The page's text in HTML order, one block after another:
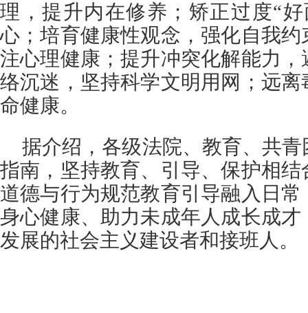
理，提升内在修养；矫正过度“
心；培育健康性观念，强化自我
注心理健康；提升冲突化解能力
络沉迷，坚持科学文明用网；远
命健康。
据介绍，各级法院、教育、共
指南，坚持教育、引导、保护相
道德与行为规范教育引导融入日
身心健康、助力未成年人成长成
发展的社会主义建设者和接班人。